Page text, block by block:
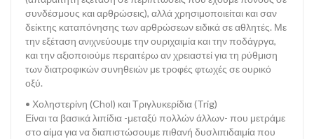
συνδέσμους και αρθρώσεις), αλλά χρησιμοποιείται και σαν
δείκτης καταπόνησης των αρθρώσεων ειδικά σε αθλητές. Με
την εξέταση ανιχνεύουμε την ουριχαιμία και την ποδάγργα,
και την αξιοποιούμε περαιτέρω αν χρειαστεί για τη ρύθμιση
των διατροφικών συνηθειών με τροφές φτωχές σε ουρικό
οξύ.
• Χοληστερίνη (Chol) και Τριγλυκερίδια (Trig)
Είναι τα βασικά λιπίδια -μεταξύ πολλών άλλων- που μετράμε
στο αίμα για να διαπιστώσουμε πιθανή δυσλιπιδαιμία που